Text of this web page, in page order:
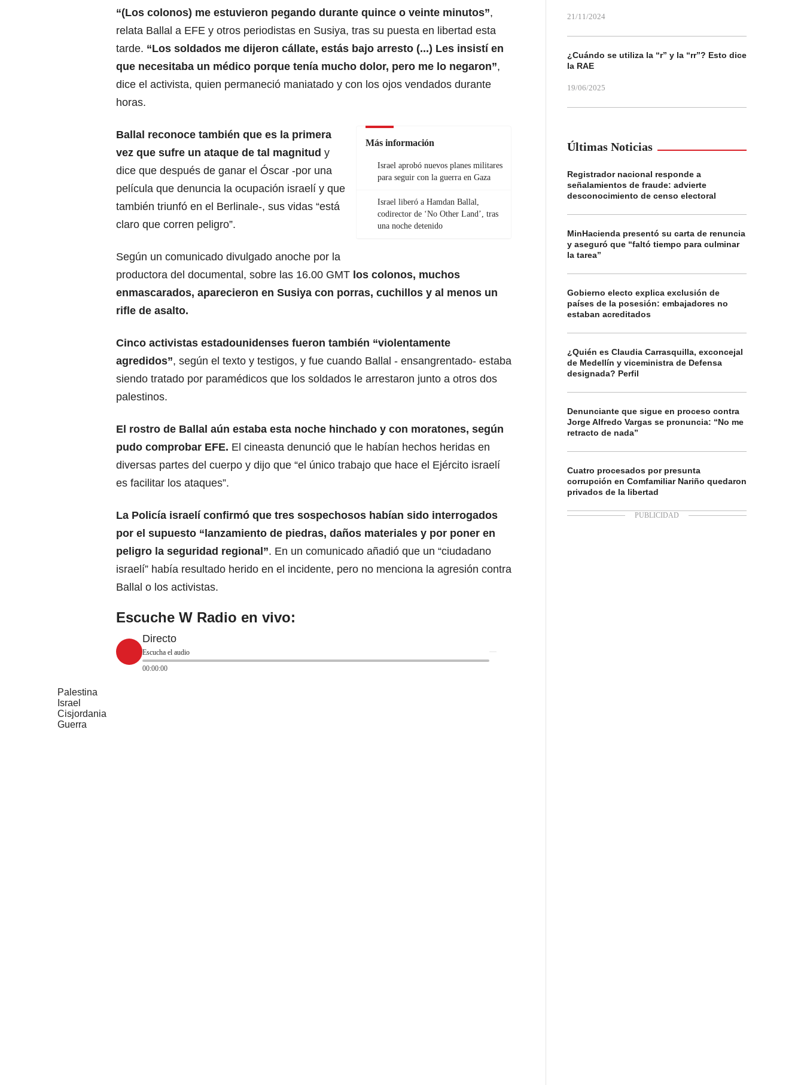
“(Los colonos) me estuvieron pegando durante quince o veinte minutos”,
relata Ballal a EFE y otros periodistas en Susiya, tras su puesta en libertad esta
tarde. “Los soldados me dijeron cállate, estás bajo arresto (...) Les insistí en
que necesitaba un médico porque tenía mucho dolor, pero me lo negaron”,
dice el activista, quien permaneció maniatado y con los ojos vendados durante
horas.
Más información
Israel aprobó nuevos planes militares
para seguir con la guerra en Gaza
Israel liberó a Hamdan Ballal,
codirector de ‘No Other Land’, tras
una noche detenido
Ballal reconoce también que es la primera
vez que sufre un ataque de tal magnitud y
dice que después de ganar el Óscar -por una
película que denuncia la ocupación israelí y que
también triunfó en el Berlinale-, sus vidas “está
claro que corren peligro”.
Según un comunicado divulgado anoche por la
productora del documental, sobre las 16.00 GMT los colonos, muchos
enmascarados, aparecieron en Susiya con porras, cuchillos y al menos un
rifle de asalto.
Cinco activistas estadounidenses fueron también “violentamente
agredidos”, según el texto y testigos, y fue cuando Ballal - ensangrentado- estaba
siendo tratado por paramédicos que los soldados le arrestaron junto a otros dos
palestinos.
El rostro de Ballal aún estaba esta noche hinchado y con moratones, según
pudo comprobar EFE. El cineasta denunció que le habían hechos heridas en
diversas partes del cuerpo y dijo que “el único trabajo que hace el Ejército israelí
es facilitar los ataques”.
La Policía israelí confirmó que tres sospechosos habían sido interrogados
por el supuesto “lanzamiento de piedras, daños materiales y por poner en
peligro la seguridad regional”. En un comunicado añadió que un “ciudadano
israelí” había resultado herido en el incidente, pero no menciona la agresión contra
Ballal o los activistas.
Escuche W Radio en vivo:
Directo
Escucha el audio
00:00:00
Palestina
Israel
Cisjordania
Guerra
21/11/2024
¿Cuándo se utiliza la “r” y la “rr”? Esto dice
la RAE
19/06/2025
Últimas Noticias
Registrador nacional responde a
señalamientos de fraude: advierte
desconocimiento de censo electoral
MinHacienda presentó su carta de renuncia
y aseguró que “faltó tiempo para culminar
la tarea”
Gobierno electo explica exclusión de
países de la posesión: embajadores no
estaban acreditados
¿Quién es Claudia Carrasquilla, exconcejal
de Medellín y viceministra de Defensa
designada? Perfil
Denunciante que sigue en proceso contra
Jorge Alfredo Vargas se pronuncia: “No me
retracto de nada”
Cuatro procesados por presunta
corrupción en Comfamiliar Nariño quedaron
privados de la libertad